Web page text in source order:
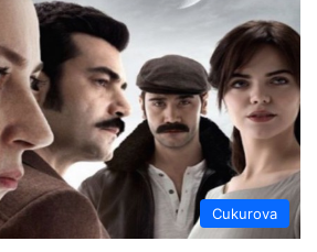
Cukurova